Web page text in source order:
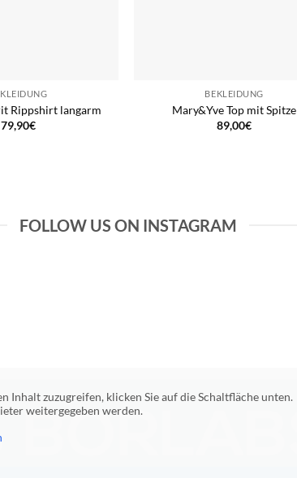
Rippshirt langarm
79,90€
BEKLEIDUNG
Mary&Yve Top mit Spitze
89,00€
FOLLOW US ON INSTAGRAM
Inhalt zuzugreifen, klicken Sie auf die Schaltfläche unten.
weitergegeben werden.